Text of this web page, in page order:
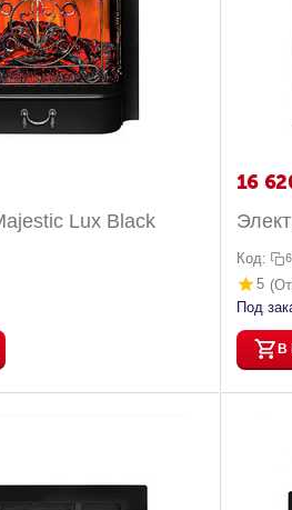
Lux Black
16
Код:
5
Под
В